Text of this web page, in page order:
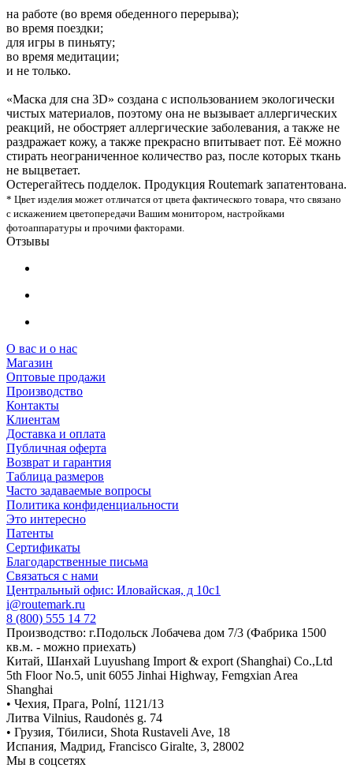
на работе (во время обеденного перерыва);
во время поездки;
для игры в пиньяту;
во время медитации;
и не только.
«Маска для сна 3D» создана с использованием экологически
чистых материалов, поэтому она не вызывает аллергических
реакций, не обостряет аллергические заболевания, а также не
раздражает кожу, а также прекрасно впитывает пот. Её можно
стирать неограниченное количество раз, после которых ткань
не выцветает.
Остерегайтесь подделок. Продукция Routemark запатентована.
* Цвет изделия может отличатся от цвета фактического товара, что связано
с искажением цветопередачи Вашим монитором, настройками
фотоаппаратуры и прочими факторами.
Отзывы
О вас и о нас
Магазин
Оптовые продажи
Производство
Контакты
Клиентам
Доставка и оплата
Публичная оферта
Возврат и гарантия
Таблица размеров
Часто задаваемые вопросы
Политика конфиденциальности
Это интересно
Патенты
Сертификаты
Благодарственные письма
Связаться с нами
Центральный офис: Иловайская, д 10с1
i@routemark.ru
8 (800) 555 14 72
Производство: г.Подольск Лобачева дом 7/3 (Фабрика 1500
кв.м. - можно приехать)
Китай, Шанхай Luyushang Import & export (Shanghai) Co.,Ltd
5th Floor No.5, unit 6055 Jinhai Highway, Femgxian Area
Shanghai
• Чехия, Прага, Polní, 1121/13
Литва Vilnius, Raudonės g. 74
• Грузия, Тбилиси, Shota Rustaveli Ave, 18
Испания, Мадрид, Francisco Giralte, 3, 28002
Мы в соцсетях